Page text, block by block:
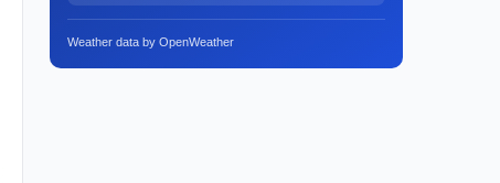
Weather data by OpenWeather